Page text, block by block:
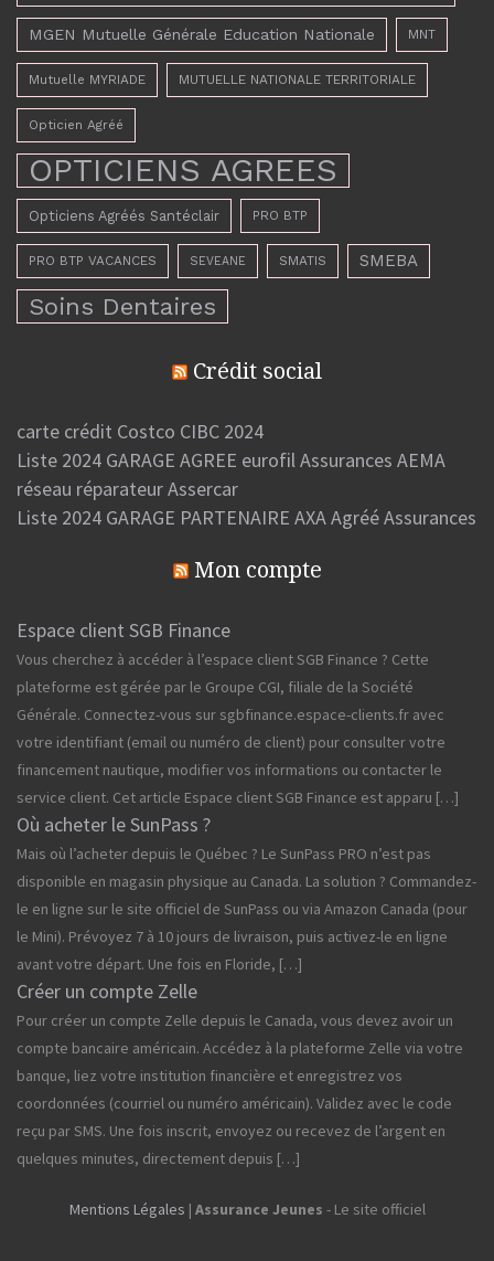
MGEN Mutuelle Générale Education Nationale MNT
Mutuelle MYRIADE MUTUELLE NATIONALE TERRITORIALE
Opticien Agréé
OPTICIENS AGREES
Opticiens Agréés Santéclair PRO BTP
PRO BTP VACANCES SEVEANE SMATIS SMEBA
Soins Dentaires
Crédit social
carte crédit Costco CIBC 2024
Liste 2024 GARAGE AGREE eurofil Assurances AEMA
réseau réparateur Assercar
Liste 2024 GARAGE PARTENAIRE AXA Agréé Assurances
Mon compte
Espace client SGB Finance
Vous cherchez à accéder à l’espace client SGB Finance ? Cette
plateforme est gérée par le Groupe CGI, filiale de la Société
Générale. Connectez-vous sur sgbfinance.espace-clients.fr avec
votre identifiant (email ou numéro de client) pour consulter votre
financement nautique, modifier vos informations ou contacter le
service client. Cet article Espace client SGB Finance est apparu […]
Où acheter le SunPass ?
Mais où l’acheter depuis le Québec ? Le SunPass PRO n’est pas
disponible en magasin physique au Canada. La solution ? Commandez-
le en ligne sur le site officiel de SunPass ou via Amazon Canada (pour
le Mini). Prévoyez 7 à 10 jours de livraison, puis activez-le en ligne
avant votre départ. Une fois en Floride, […]
Créer un compte Zelle
Pour créer un compte Zelle depuis le Canada, vous devez avoir un
compte bancaire américain. Accédez à la plateforme Zelle via votre
banque, liez votre institution financière et enregistrez vos
coordonnées (courriel ou numéro américain). Validez avec le code
reçu par SMS. Une fois inscrit, envoyez ou recevez de l’argent en
quelques minutes, directement depuis […]
Mentions Légales | Assurance Jeunes - Le site officiel